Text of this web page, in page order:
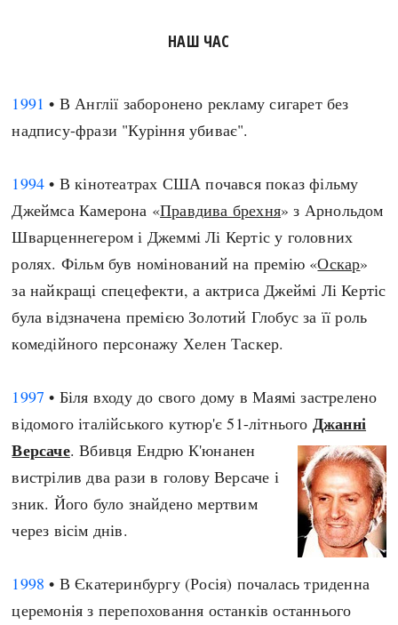
НАШ ЧАС
1991 • В Англії заборонено рекламу сигарет без
надпису-фрази "Куріння убиває".
1994 • В кінотеатрах США почався показ фільму
Джеймса Камерона «Правдива брехня» з Арнольдом
Шварценнегером і Джеммі Лі Кертіс у головних
ролях. Фільм був номінований на премію «Оскар»
за найкращі спецефекти, а актриса Джеймі Лі Кертіс
була відзначена премією Золотий Глобус за її роль
комедійного персонажу Хелен Таскер.
1997 • Біля входу до свого дому в Маямі застрелено
відомого італійського кутюр'є 51-літнього Джанні
Версаче. Вбивця Ендрю К'юнанен
вистрілив два рази в голову Версаче і
зник. Його було знайдено мертвим
через вісім днів.
1998 • В Єкатеринбургу (Росія) почалась триденна
церемонія з перепоховання останків останнього